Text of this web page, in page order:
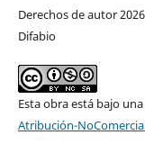
Derechos de autor
Difabio
Esta obra está bajo
Atribución-